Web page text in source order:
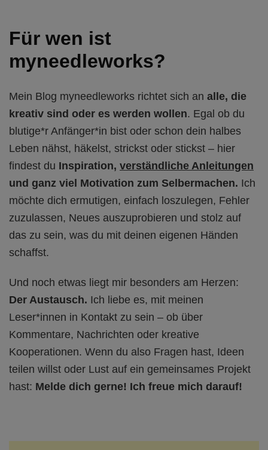
Für wen ist
myneedleworks?
Mein Blog myneedleworks richtet sich an alle, die
kreativ sind oder es werden wollen. Egal ob du
blutige*r Anfänger*in bist oder schon dein halbes
Leben nähst, häkelst, strickst oder stickst – hier
findest du Inspiration, verständliche Anleitungen
und ganz viel Motivation zum Selbermachen. Ich
möchte dich ermutigen, einfach loszulegen, Fehler
zuzulassen, Neues auszuprobieren und stolz auf
das zu sein, was du mit deinen eigenen Händen
schaffst.
Und noch etwas liegt mir besonders am Herzen:
Der Austausch. Ich liebe es, mit meinen
Leser*innen in Kontakt zu sein – ob über
Kommentare, Nachrichten oder kreative
Kooperationen. Wenn du also Fragen hast, Ideen
teilen willst oder Lust auf ein gemeinsames Projekt
hast: Melde dich gerne! Ich freue mich darauf!